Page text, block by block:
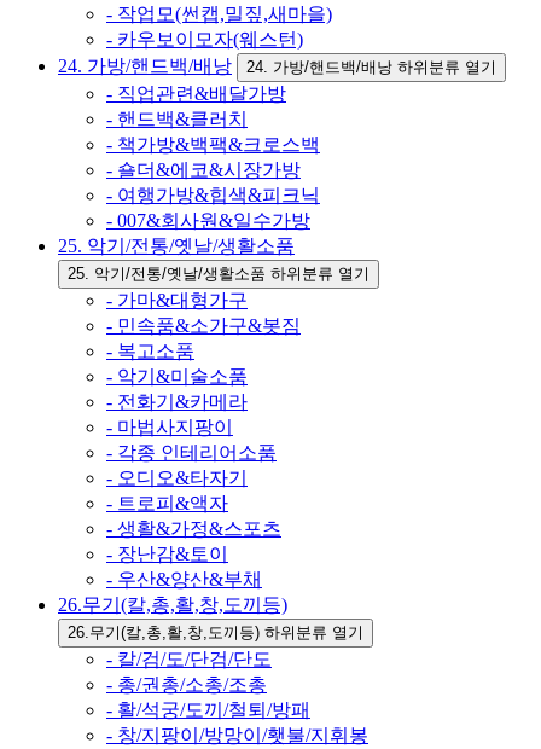
- 작업모(썬캡,밀짚,새마을)
- 카우보이모자(웨스턴)
24. 가방/핸드백/배낭
24. 가방/핸드백/배낭 하위분류 열기
- 직업관련&배달가방
- 핸드백&클러치
- 책가방&백팩&크로스백
- 숄더&에코&시장가방
- 여행가방&힙색&피크닉
- 007&회사원&일수가방
25. 악기/전통/옛날/생활소품
25. 악기/전통/옛날/생활소품 하위분류 열기
- 가마&대형가구
- 민속품&소가구&봇짐
- 복고소품
- 악기&미술소품
- 전화기&카메라
- 마법사지팡이
- 각종 인테리어소품
- 오디오&타자기
- 트로피&액자
- 생활&가정&스포츠
- 장난감&토이
- 우산&양산&부채
26.무기(칼,총,활,창,도끼등)
26.무기(칼,총,활,창,도끼등) 하위분류 열기
- 칼/검/도/단검/단도
- 총/권총/소총/조총
- 활/석궁/도끼/철퇴/방패
- 창/지팡이/방망이/횃불/지휘봉